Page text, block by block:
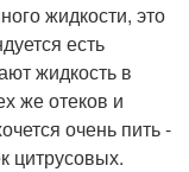
жидкости, это
есть
жидкость в
же отеков и
очень пить -
цитрусовых.